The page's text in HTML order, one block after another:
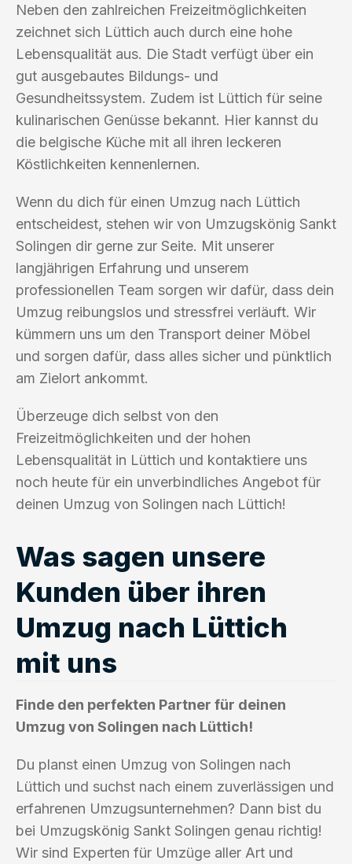
Neben den zahlreichen Freizeitmöglichkeiten
zeichnet sich Lüttich auch durch eine hohe
Lebensqualität aus. Die Stadt verfügt über ein
gut ausgebautes Bildungs- und
Gesundheitssystem. Zudem ist Lüttich für seine
kulinarischen Genüsse bekannt. Hier kannst du
die belgische Küche mit all ihren leckeren
Köstlichkeiten kennenlernen.
Wenn du dich für einen Umzug nach Lüttich
entscheidest, stehen wir von Umzugskönig Sankt
Solingen dir gerne zur Seite. Mit unserer
langjährigen Erfahrung und unserem
professionellen Team sorgen wir dafür, dass dein
Umzug reibungslos und stressfrei verläuft. Wir
kümmern uns um den Transport deiner Möbel
und sorgen dafür, dass alles sicher und pünktlich
am Zielort ankommt.
Überzeuge dich selbst von den
Freizeitmöglichkeiten und der hohen
Lebensqualität in Lüttich und kontaktiere uns
noch heute für ein unverbindliches Angebot für
deinen Umzug von Solingen nach Lüttich!
Was sagen unsere
Kunden über ihren
Umzug nach Lüttich
mit uns
Finde den perfekten Partner für deinen
Umzug von Solingen nach Lüttich!
Du planst einen Umzug von Solingen nach
Lüttich und suchst nach einem zuverlässigen und
erfahrenen Umzugsunternehmen? Dann bist du
bei Umzugskönig Sankt Solingen genau richtig!
Wir sind Experten für Umzüge aller Art und